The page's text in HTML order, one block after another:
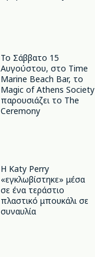
Το Σάββατο 15
Αυγούστου, στο Time
Marine Beach Bar, το
Magic of Athens Society
παρουσιάζει το The
Ceremony
H Katy Perry
«εγκλωβίστηκε» μέσα
σε ένα τεράστιο
πλαστικό μπουκάλι σε
συναυλία